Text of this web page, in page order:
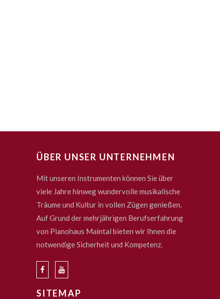
ÜBER UNSER UNTERNEHMEN
Mit unseren Instrumenten können Sie über
viele Jahre hinweg wundervolle musikalische
Träume und Kultur in vollen Zügen genießen.
Auf Grund der mehrjährigen Berufserfahrung
von Pianohaus Maintal bieten wir Ihnen die
notwendige Sicherheit und Kompetenz.
SITEMAP